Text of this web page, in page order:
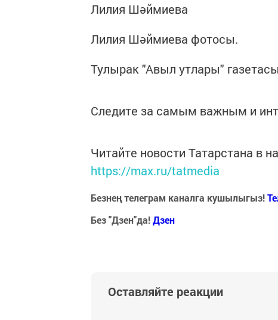
Лилия Шәймиева
Лилия Шәймиева фотосы.
Тулырак "Авыл утлары"
Следите за самым важным и
Читайте новости Татарстана в
https://max.ru/tatmedia
Безнең телеграм каналга кушылыгыз!
Без "Дзен"да!Дзен
Оставляйте реакции